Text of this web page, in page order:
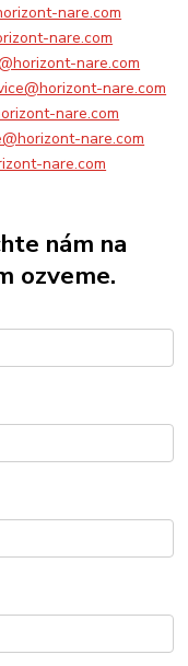
nare.com
nare.com
nare.com
nare.com
nare.com
nare.com
nare.com
nám na
ozveme.